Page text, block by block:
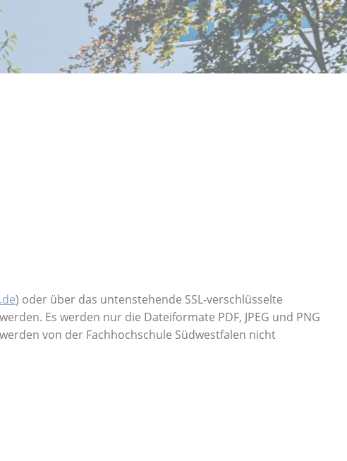
) oder über das untenstehende SSL-verschlüsselte
Es werden nur die Dateiformate PDF, JPEG und PNG
von der Fachhochschule Südwestfalen nicht